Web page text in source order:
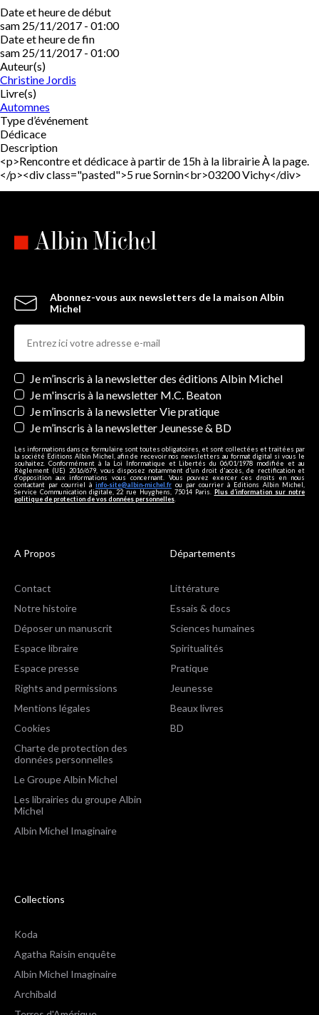
Date et heure de début
sam 25/11/2017 - 01:00
Date et heure de fin
sam 25/11/2017 - 01:00
Auteur(s)
Christine Jordis
Livre(s)
Automnes
Type d’événement
Dédicace
Description
<p>Rencontre et dédicace à partir de 15h à la librairie À la page.
</p><div class="pasted">5 rue Sornin<br>03200 Vichy</div>
Abonnez-vous aux newsletters de la maison Albin
Michel
Newsletters
Je m’inscris à la newsletter des éditions Albin Michel
Je m'inscris à la newsletter M.C. Beaton
Je m’inscris à la newsletter Vie pratique
Je m’inscris à la newsletter Jeunesse & BD
Les informations dans ce formulaire sont toutes obligatoires, et sont collectées et traitées par
la société Editions Albin Michel, afin de recevoir nos newsletters au format digital si vous le
souhaitez. Conformément à la Loi Informatique et Libertés du 06/01/1978 modifiée et au
Règlement (UE) 2016/679, vous disposez notamment d'un droit d'accès, de rectification et
d’opposition aux informations vous concernant. Vous pouvez exercer ces droits en nous
contactant par courriel à info-site@albin-michel.fr ou par courrier à Editions Albin Michel,
Service Communication digitale, 22 rue Huyghens, 75014 Paris. Plus d’information sur notre
politique de protection de vos données personnelles
A Propos
Contact
Notre histoire
Déposer un manuscrit
Espace libraire
Espace presse
Rights and permissions
Mentions légales
Cookies
Charte de protection des
données personnelles
Le Groupe Albin Michel
Les librairies du groupe Albin
Michel
Albin Michel Imaginaire
Départements
Littérature
Essais & docs
Sciences humaines
Spiritualités
Pratique
Jeunesse
Beaux livres
BD
Collections
Koda
Agatha Raisin enquête
Albin Michel Imaginaire
Archibald